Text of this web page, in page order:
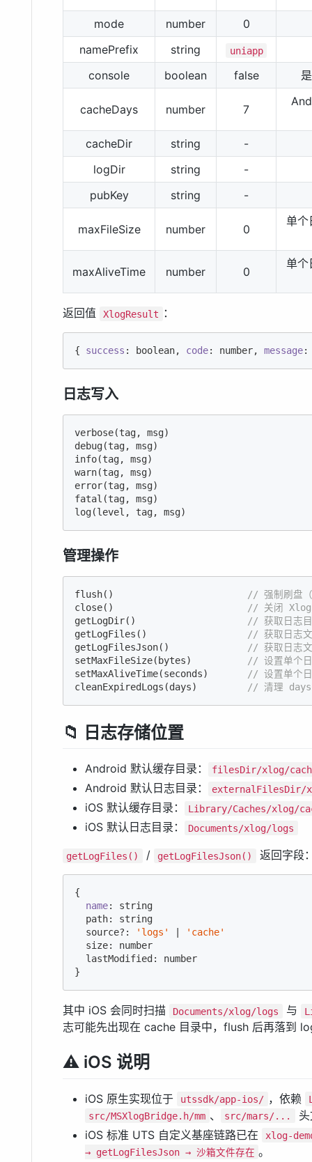
mode number
0
namePrefix
string uniapp
console boolean false
cacheDays number 7
cacheDir string
-
logDir
string
-
pubKey
string -
maxFileSize number 0
单个
maxAliveTime number 0
单个
返回值 XlogResult ：
{ success : boolean, code: number, message:
日志写入
verbose(tag, msg)
debug(tag, msg)
info(tag, msg)
warn(tag, msg)
error(tag, msg)
fatal(tag, msg)
log(level, tag, msg)
管理操作
flush()
// 强制刷盘
close()
// 关闭 Xlog
getLogDir()
// 获取日志
getLogFiles()
// 获取日志
getLogFilesJson()
// 获取日志
setMaxFileSize(bytes)
// 设置单个日
setMaxAliveTime(seconds)
// 设置单个日
cleanExpiredLogs(days)
// 清理 days
📁 日志存储位置
Android 默认缓存目录： filesDir/xlog/
Android 默认日志目录： externalFilesDir/
iOS 默认缓存目录： Library/Caches/xlog/
iOS 默认日志目录： Documents/xlog/logs
getLogFiles() / getLogFilesJson() 返回字段
{
name: string
  path: string
  source?:
'logs'
'cache'
  size: number
  lastModified: number
}
其中 iOS 会同时扫描 Documents/xlog/logs 与
志可能先出现在 cache 目录中，flush 后再落到
⚠️ iOS 说明
iOS 原生实现位于 utssdk/app-ios/ ，依赖
src/MSXlogBridge.h/mm 、 src/mars/...
iOS 标准 UTS 自定义基座链路已在
xlog-
→ getLogFilesJson → 沙箱文件存在 。